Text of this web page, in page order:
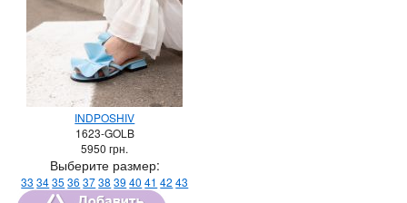
INDPOSHIV
1623-GOLB
5950 грн.
Выберите размер:
33 3435 36 3738 39 40 41 42 43